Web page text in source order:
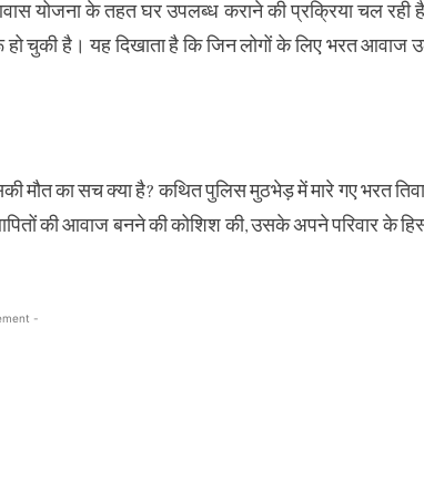
योजना के तहत घर उपलब्ध कराने की प्रक्रिया चल रही
चुकी है। यह दिखाता है कि जिन लोगों के लिए भरत आवाज
मौत का सच क्या है? कथित पुलिस मुठभेड़ में मारे गए भरत
की आवाज बनने की कोशिश की, उसके अपने परिवार के
-